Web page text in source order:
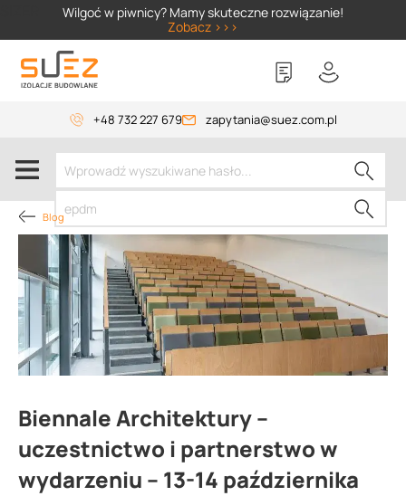
Wilgoć w piwnicy? Mamy skuteczne rozwiązanie!
Zobacz >>>
+48 732 227 679 zapytania@suez.com.pl
Blog
Biennale Architektury –
uczestnictwo i partnerstwo w
wydarzeniu – 13-14 października